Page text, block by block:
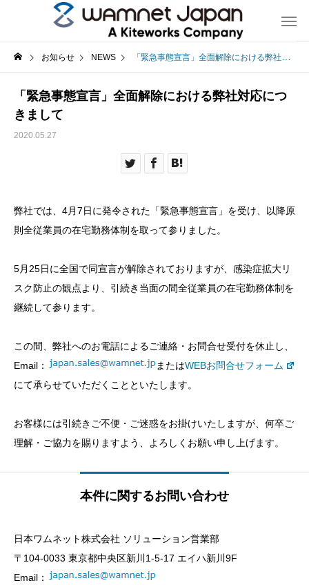
お知らせ NEWS 「緊急事態宣言」全面解除における弊社対応につきまして
「緊急事態宣言」全面解除における弊社対応につ
きまして
2020.05.27
弊社では、4月7日に発令された「緊急事態宣言」を受け、以降原
則全従業員の在宅勤務体制を取って参りました。
5月25日に全国で同宣言が解除されておりますが、感染症拡大リ
スク防止の観点より、引続き当面の間全従業員の在宅勤務体制を
継続して参ります。
この間、弊社へのお電話によるご連絡・お問合せ受付を休止し、
Email：
またはWEBお問合せフォーム
にて承らせていただくことといたします。
お客様には引続きご不便・ご迷惑をお掛けいたしますが、何卒ご
理解・ご協力を賜りますよう、よろしくお願い申し上げます。
本件に関するお問い合わせ
日本ワムネット株式会社 ソリューション営業部
〒104-0033 東京都中央区新川1-5-17 エイハ新川9F
Email：